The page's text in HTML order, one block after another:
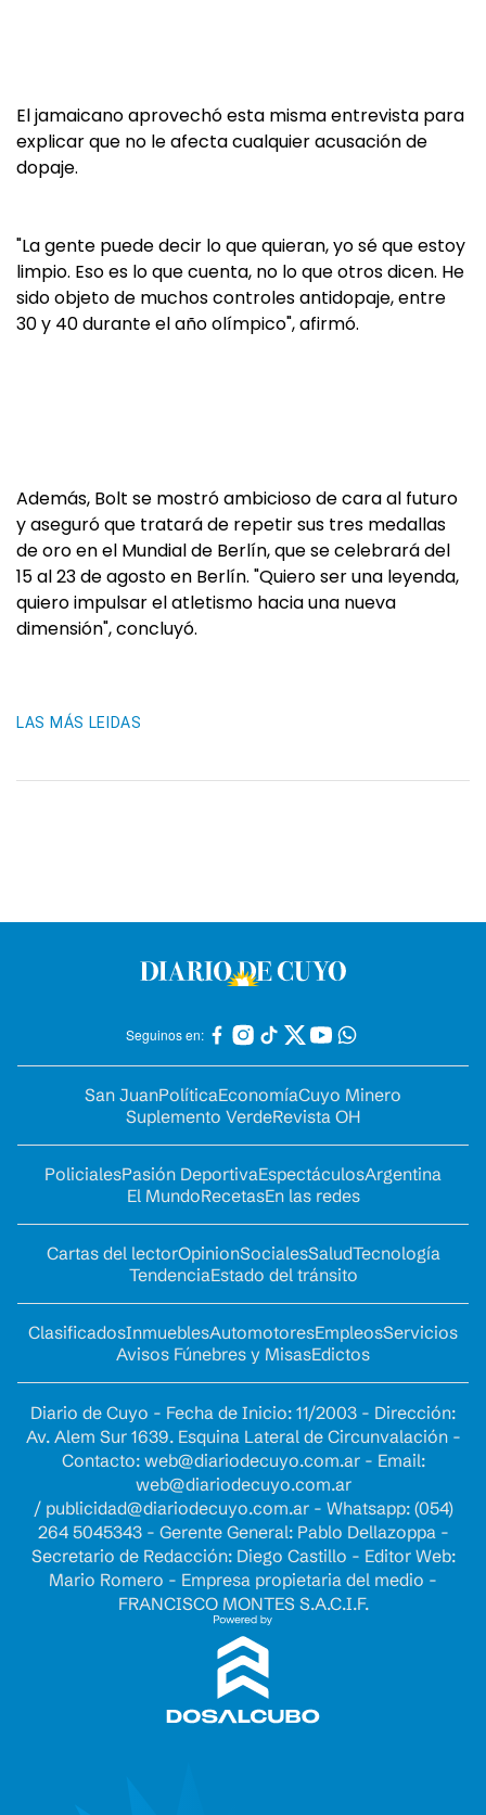
El jamaicano aprovechó esta misma entrevista para
explicar que no le afecta cualquier acusación de
dopaje.
"La gente puede decir lo que quieran, yo sé que estoy
limpio. Eso es lo que cuenta, no lo que otros dicen. He
sido objeto de muchos controles antidopaje, entre
30 y 40 durante el año olímpico", afirmó.
Además, Bolt se mostró ambicioso de cara al futuro
y aseguró que tratará de repetir sus tres medallas
de oro en el Mundial de Berlín, que se celebrará del
15 al 23 de agosto en Berlín. "Quiero ser una leyenda,
quiero impulsar el atletismo hacia una nueva
dimensión", concluyó.
LAS MÁS LEIDAS
Seguinos en:
San JuanPolíticaEconomíaCuyo Minero
Suplemento VerdeRevista OH
PolicialesPasión DeportivaEspectáculosArgentina
El MundoRecetasEn las redes
Cartas del lectorOpinionSocialesSaludTecnología
TendenciaEstado del tránsito
ClasificadosInmueblesAutomotoresEmpleosServicios
Avisos Fúnebres y MisasEdictos
Diario de Cuyo - Fecha de Inicio: 11/2003 - Dirección:
Av. Alem Sur 1639. Esquina Lateral de Circunvalación -
Contacto: web@diariodecuyo.com.ar- Email:
web@diariodecuyo.com.ar
/ publicidad@diariodecuyo.com.ar- Whatsapp: (054)
264 5045343 - Gerente General: Pablo Dellazoppa -
Secretario de Redacción: Diego Castillo - Editor Web:
Mario Romero - Empresa propietaria del medio -
FRANCISCO MONTES S.A.C.I.F.